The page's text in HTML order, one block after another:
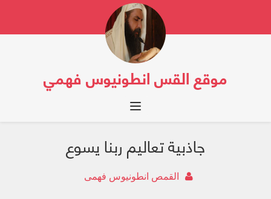
موقع القس انطونيوس فهمي
Toggle navigation
جاذبية تعاليم ربنا يسوع
القمص انطونيوس فهمى